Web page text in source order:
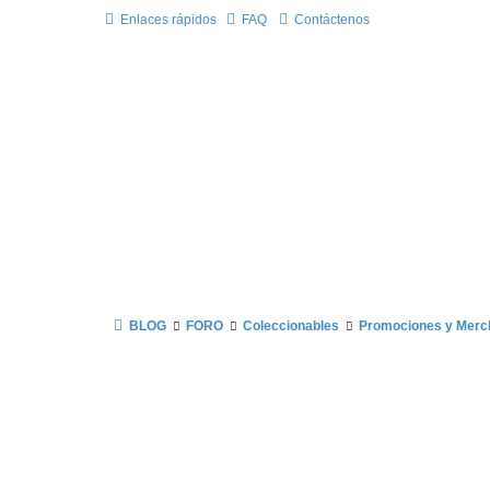
Enlaces rápidos FAQ Contáctenos
BLOG FORO Coleccionables Promociones y